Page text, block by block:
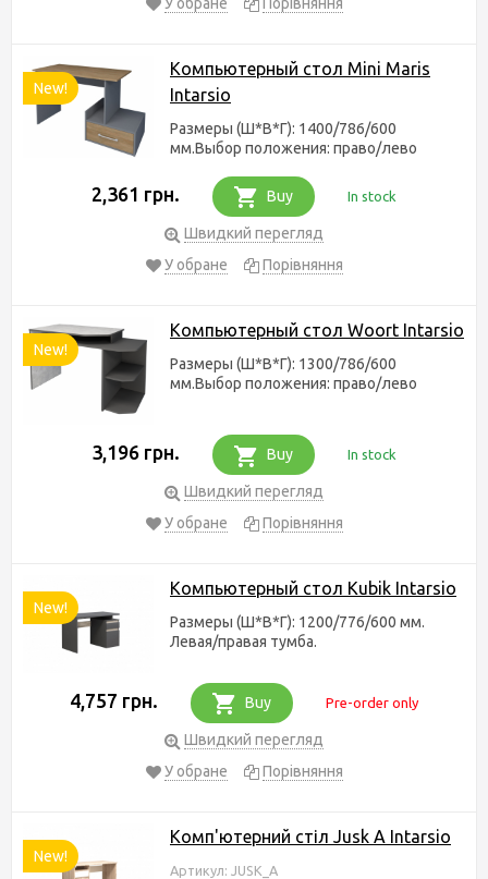
New!
Компьютерный стол Mini Maris
Intarsio
Размеры (Ш*В*Г): 1400/786/600
мм.Выбор положения: право/лево
2,361 грн. Buy In stock
Швидкий перегляд
У обране
Порівняння
New!
Компьютерный стол Woort Intarsio
Размеры (Ш*В*Г): 1300/786/600
мм.Выбор положения: право/лево
3,196 грн. Buy In stock
Швидкий перегляд
У обране
Порівняння
New!
Компьютерный стол Kubik Intarsio
Размеры (Ш*В*Г): 1200/776/600 мм.
Левая/правая тумба.
4,757 грн. Buy Pre-order only
Швидкий перегляд
У обране
Порівняння
New!
Комп'ютерний стіл Jusk A Intarsio
Артикул: JUSK_A